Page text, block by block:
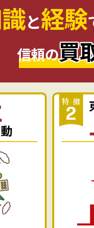
と経験
信頼の買